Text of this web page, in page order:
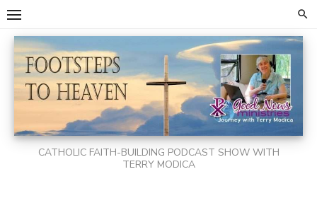
Skip
content
CATHOLIC FAITH-BUILDING PODCAST SHOW WITH
TERRY MODICA